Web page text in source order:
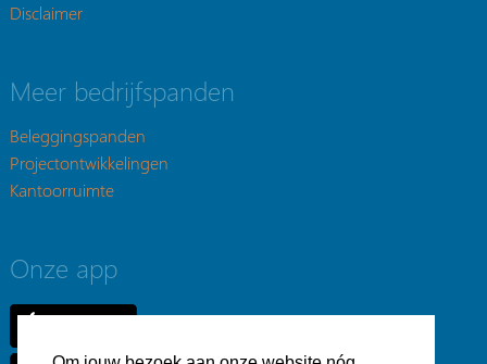
Disclaimer
Meer bedrijfspanden
Beleggingspanden
Projectontwikkelingen
Kantoorruimte
Onze app